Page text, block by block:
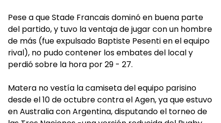
Pese a que Stade Francais dominó en buena parte
del partido, y tuvo la ventaja de jugar con un hombre
de más (fue expulsado Baptiste Pesenti en el equipo
rival), no pudo contener los embates del local y
perdió sobre la hora por 29 - 27.
Matera no vestía la camiseta del equipo parisino
desde el 10 de octubre contra el Agen, ya que estuvo
en Australia con Argentina, disputando el torneo de